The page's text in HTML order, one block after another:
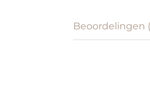
Beoordelingen